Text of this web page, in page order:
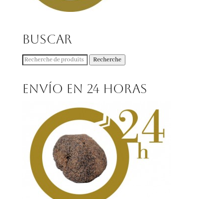
Buscar
Recherche
Recherche
Envío en 24 horas